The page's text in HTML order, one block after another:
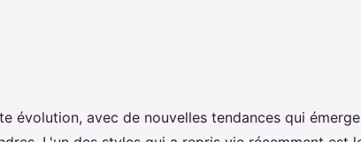
évolution, avec de nouvelles tendances qui